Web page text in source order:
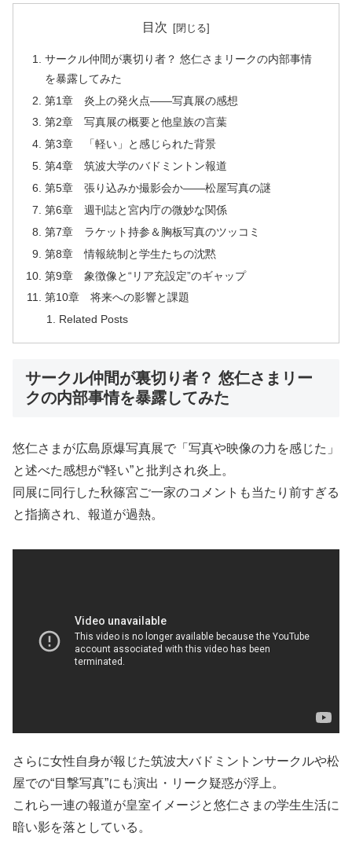
目次
サークル仲間が裏切り者？ 悠仁さまリークの内部事情
を暴露してみた
第1章 炎上の発火点——写真展の感想
第2章 写真展の概要と他皇族の言葉
第3章 「軽い」と感じられた背景
第4章 筑波大学のバドミントン報道
第5章 張り込みか撮影会か——松屋写真の謎
第6章 週刊誌と宮内庁の微妙な関係
第7章 ラケット持参＆胸板写真のツッコミ
第8章 情報統制と学生たちの沈黙
第9章 象徴像と“リア充設定”のギャップ
第10章 将来への影響と課題
Related Posts
サークル仲間が裏切り者？ 悠仁さまリー
クの内部事情を暴露してみた
悠仁さまが広島原爆写真展で「写真や映像の力を感じた」
と述べた感想が“軽い”と批判され炎上。
同展に同行した秋篠宮ご一家のコメントも当たり前すぎる
と指摘され、報道が過熱。
さらに女性自身が報じた筑波大バドミントンサークルや松
屋での“目撃写真”にも演出・リーク疑惑が浮上。
これら一連の報道が皇室イメージと悠仁さまの学生生活に
暗い影を落としている。